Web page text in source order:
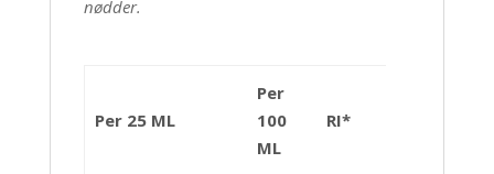
nødder.
Per 25 ML
Per
100
ML
RI*